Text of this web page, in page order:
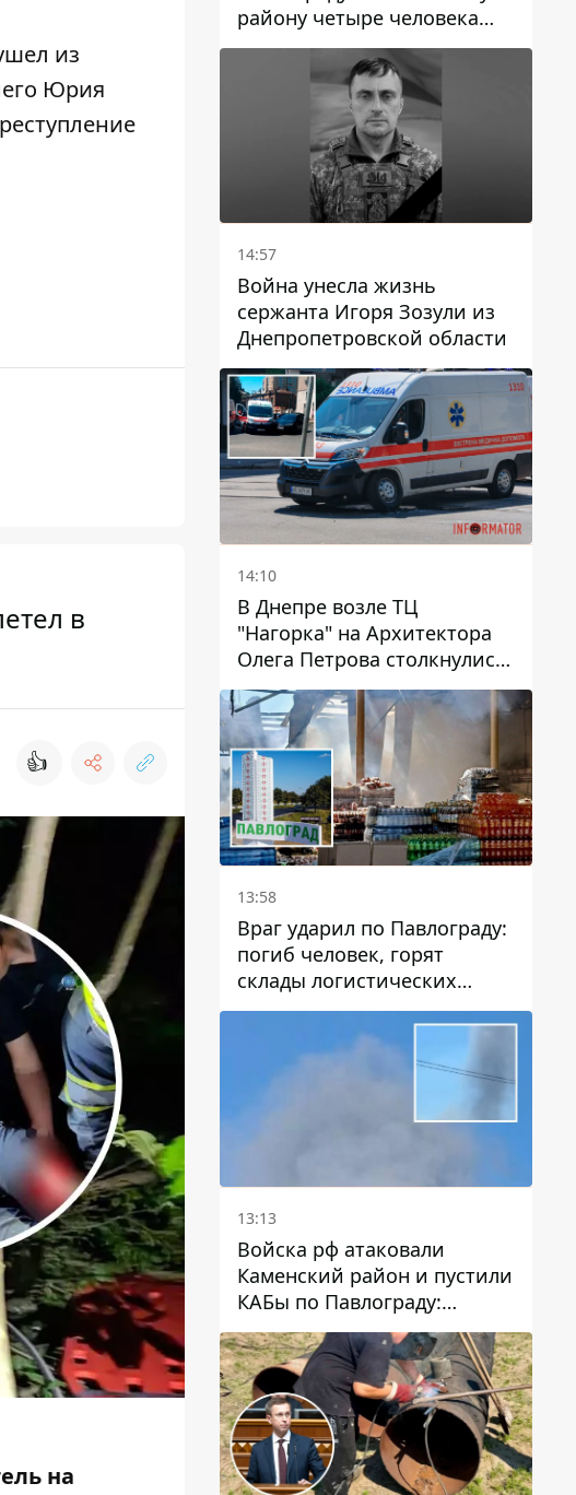
из
Юрия
в
👍
на
району четыре человека
погибли, семеро получили
ранения
14:57
Война унесла жизнь
сержанта Игоря Зозули из
Днепропетровской области
14:10
В Днепре возле ТЦ
"Нагорка" на Архитектора
Олега Петрова столкнулись
"скорая" и Toyota: трамваи
№5 задерживаются
13:58
Враг ударил по Павлограду:
погиб человек, горят
склады логистических
компаний и магазина
13:13
Войска рф атаковали
Каменский район и пустили
КАБы по Павлограду:
пострадал мужчина, в небо
поднимается столб дыма